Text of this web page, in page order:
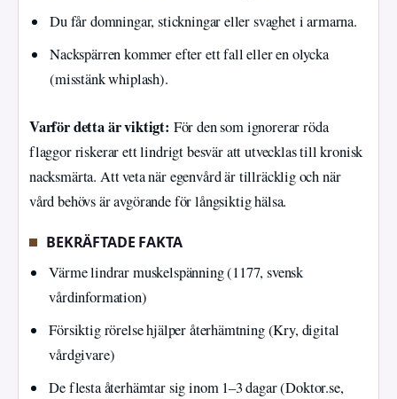
Du får domningar, stickningar eller svaghet i armarna.
Nackspärren kommer efter ett fall eller en olycka
(misstänk whiplash).
Varför detta är viktigt: För den som ignorerar röda
flaggor riskerar ett lindrigt besvär att utvecklas till kronisk
nacksmärta. Att veta när egenvård är tillräcklig och när
vård behövs är avgörande för långsiktig hälsa.
BEKRÄFTADE FAKTA
Värme lindrar muskelspänning (1177, svensk
vårdinformation)
Försiktig rörelse hjälper återhämtning (Kry, digital
vårdgivare)
De flesta återhämtar sig inom 1–3 dagar (Doktor.se,